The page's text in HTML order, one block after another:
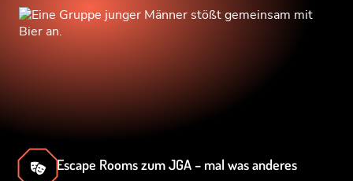
Escape Rooms zum JGA – mal was anderes